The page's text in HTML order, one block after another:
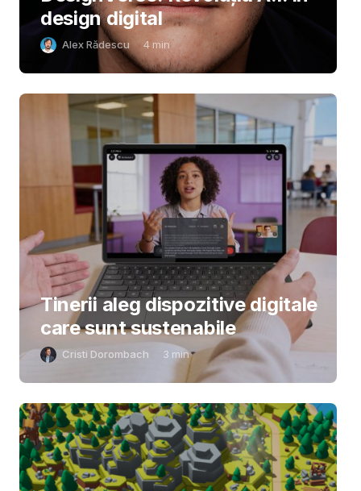
design digital
Alex Rădescu 4 min
Tinerii aleg dispozitive digitale
care sunt sustenabile
Cristi Dorombach 3 min